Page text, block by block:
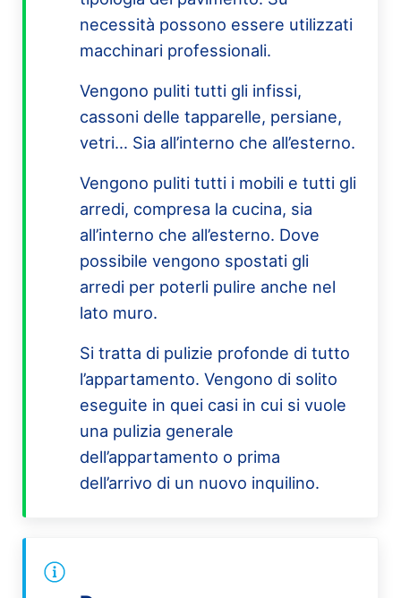
necessità possono essere utilizzati
macchinari professionali.
Vengono puliti tutti gli infissi,
cassoni delle tapparelle, persiane,
vetri… Sia all’interno che all’esterno.
Vengono puliti tutti i mobili e tutti gli
arredi, compresa la cucina, sia
all’interno che all’esterno. Dove
possibile vengono spostati gli
arredi per poterli pulire anche nel
lato muro.
Si tratta di pulizie profonde di tutto
l’appartamento. Vengono di solito
eseguite in quei casi in cui si vuole
una pulizia generale
dell’appartamento o prima
dell’arrivo di un nuovo inquilino.